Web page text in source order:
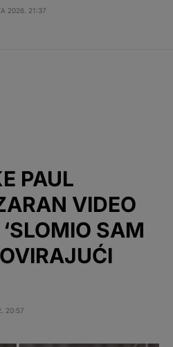
2026. 21:37
PAUL
VIDEO
SAM
20:57